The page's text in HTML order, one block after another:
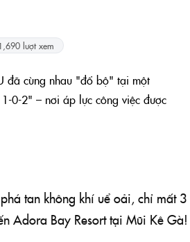
lượt xem
đã cùng nhau "đổ bộ" tại một
0-2" – nơi áp lực công việc được
tan không khí uể oải, chỉ mất 3
Adora Bay Resort tại Mũi Kê Gà!